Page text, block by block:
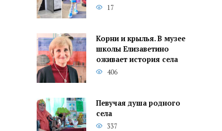
17
Корни и крылья. В музее
школы Елизаветино
оживает история села
406
Певучая душа родного
села
337